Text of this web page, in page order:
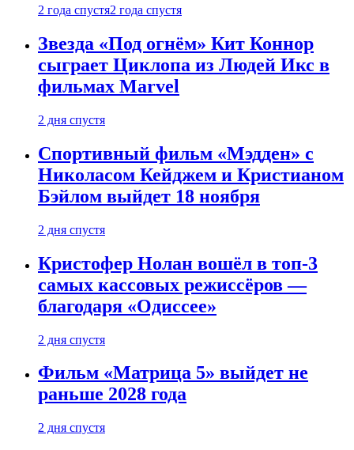
2 года спустя2 года спустя
Звезда «Под огнём» Кит Коннор
сыграет Циклопа из Людей Икс в
фильмах Marvel
2 дня спустя
Спортивный фильм «Мэдден» с
Николасом Кейджем и Кристианом
Бэйлом выйдет 18 ноября
2 дня спустя
Кристофер Нолан вошёл в топ-3
самых кассовых режиссёров —
благодаря «Одиссее»
2 дня спустя
Фильм «Матрица 5» выйдет не
раньше 2028 года
2 дня спустя